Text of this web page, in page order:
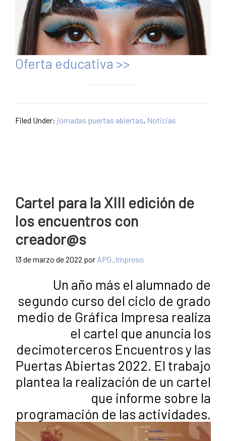
Oferta educativa >>
Filed Under: jornadas puertas abiertas, Noticias
Cartel para la XIII edición de
los encuentros con
creador@s
13 de marzo de 2022 por APG_Impreso
Un año más el alumnado de
segundo curso del ciclo de grado
medio de Gráfica Impresa realiza
el cartel que anuncia los
decimoterceros Encuentros y las
Puertas Abiertas 2022. El trabajo
plantea la realización de un cartel
que informe sobre la
programación de las actividades.